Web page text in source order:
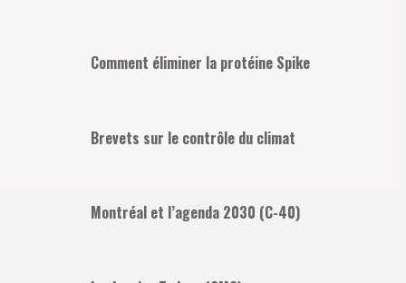
Comment éliminer la protéine Spike
Brevets sur le contrôle du climat
Montréal et l’agenda 2030 (C-40)